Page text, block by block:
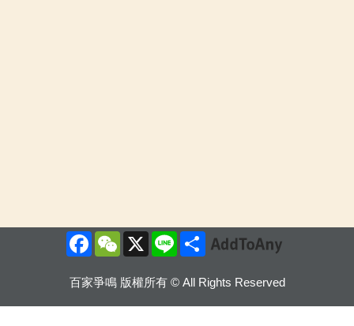
Facebook
WeChat
X Line Share
百家爭鳴 版權所有 © All Rights Reserved